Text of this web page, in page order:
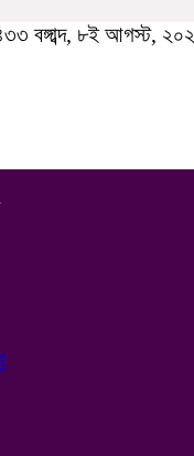
বঙ্গাব্দ, ৮ই আগস্ট,